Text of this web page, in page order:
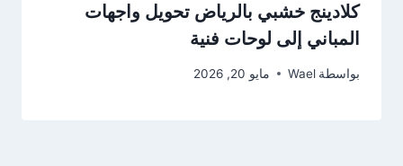
كلادينج خشبي بالرياض تحويل واجهات
المباني إلى لوحات فنية
بواسطة Wael مايو 20, 2026